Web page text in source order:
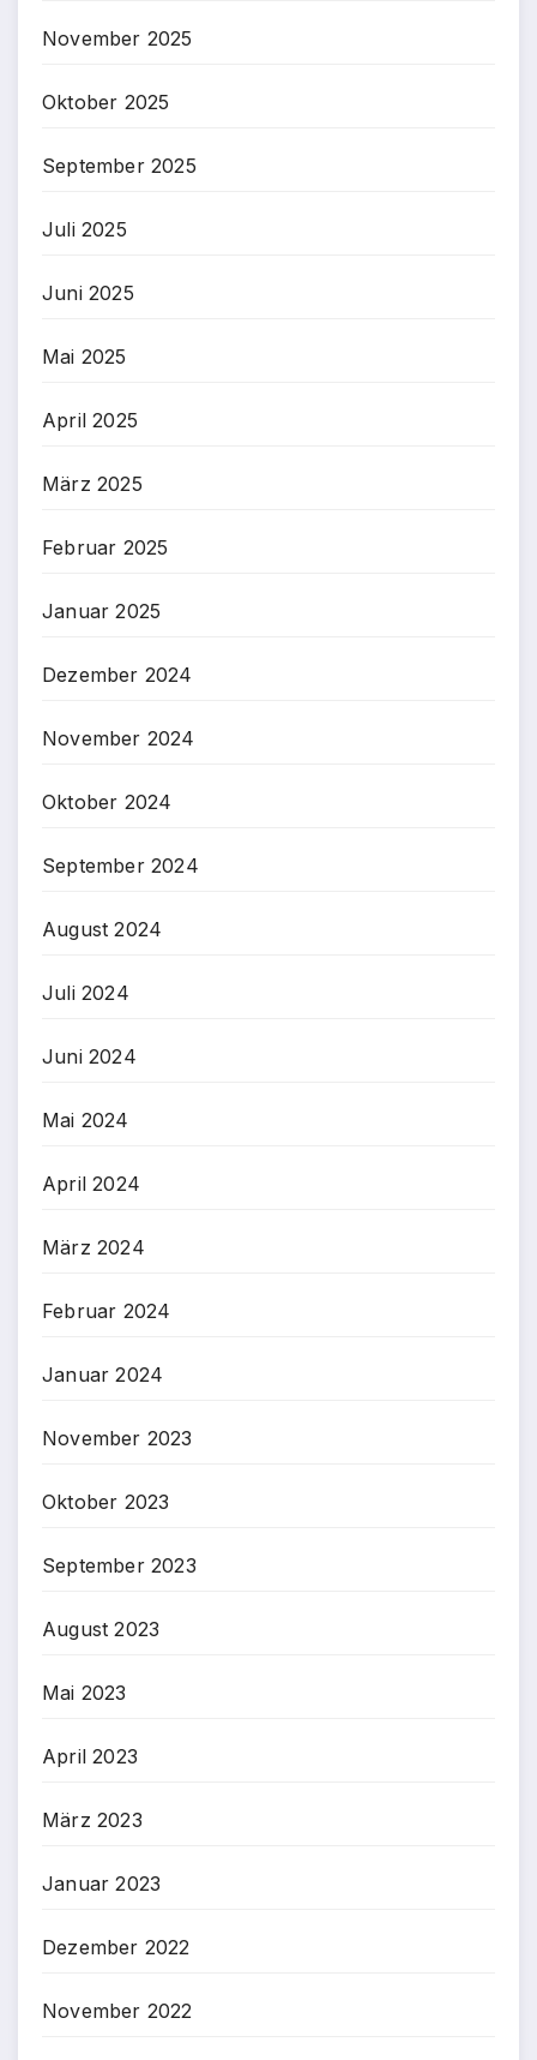
November 2025
Oktober 2025
September 2025
Juli 2025
Juni 2025
Mai 2025
April 2025
März 2025
Februar 2025
Januar 2025
Dezember 2024
November 2024
Oktober 2024
September 2024
August 2024
Juli 2024
Juni 2024
Mai 2024
April 2024
März 2024
Februar 2024
Januar 2024
November 2023
Oktober 2023
September 2023
August 2023
Mai 2023
April 2023
März 2023
Januar 2023
Dezember 2022
November 2022